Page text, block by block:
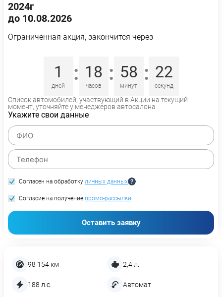
98 154 км 2,4 л.
188 л.с. Автомат
2024г
до 10.08.2026
Ограниченная акция, закончится через
1
дней
: 18
часов
: 58
минут
: 22
секунд
Список автомобилей, участвующий в Акции на текущий
момент, уточняйте у менеджеров автосалона
Укажите свои данные
Согласен на обработку личных данных
Согласие на получение промо-рассылки
Оставить заявку